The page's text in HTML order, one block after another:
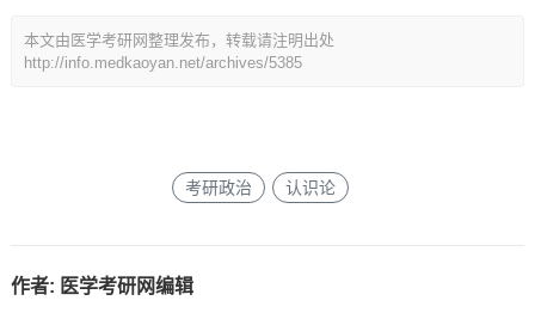
本文由医学考研网整理发布，转载请注明出处
http://info.medkaoyan.net/archives/5385
考研政治 认识论
作者: 医学考研网编辑